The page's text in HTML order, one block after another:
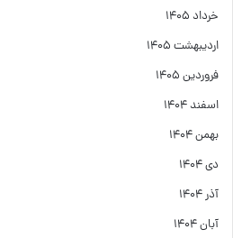
خرداد ۱۴۰۵
اردیبهشت ۱۴۰۵
فروردین ۱۴۰۵
اسفند ۱۴۰۴
بهمن ۱۴۰۴
دی ۱۴۰۴
آذر ۱۴۰۴
آبان ۱۴۰۴